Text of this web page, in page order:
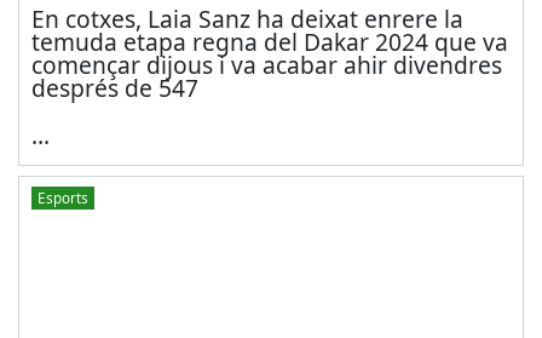
En cotxes, Laia Sanz ha deixat enrere la
temuda etapa regna del Dakar 2024 que va
començar dijous i va acabar ahir divendres
després de 547
...
Esports